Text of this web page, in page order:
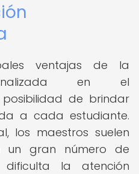
ventajas de la
en el
de brindar
a cada estudiante.
los maestros suelen
un gran número de
la atención